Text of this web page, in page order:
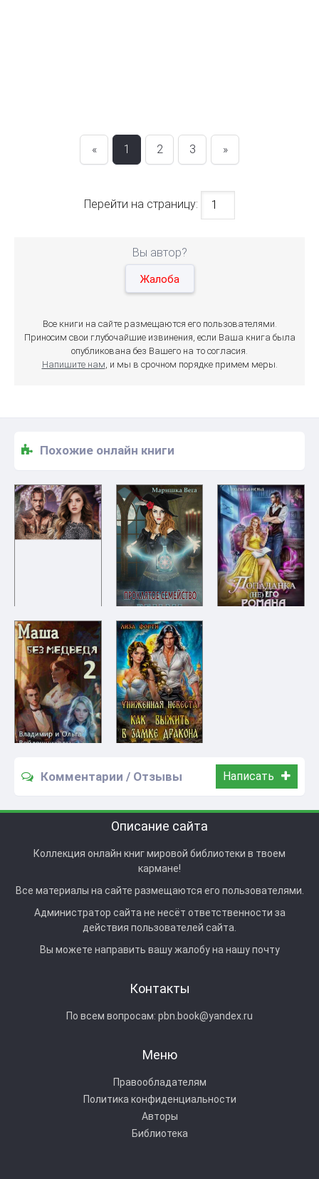
« 1 2 3 »
Перейти на страницу:
Вы автор?
Жалоба
Все книги на сайте размещаются его пользователями.
Приносим свои глубочайшие извинения, если Ваша книга была
опубликована без Вашего на то согласия.
Напишите нам , и мы в срочном порядке примем меры.
Похожие онлайн книги
Комментарии / Отзывы Написать
Описание сайта
Коллекция онлайн книг мировой библиотеки в твоем
кармане!
Все материалы на сайте размещаются его пользователями.
Администратор сайта не несёт ответственности за
действия пользователей сайта.
Вы можете направить вашу жалобу на нашу почту
Контакты
По всем вопросам: pbn.book@yandex.ru
Меню
Правообладателям
Политика конфиденциальности
Авторы
Библиотека